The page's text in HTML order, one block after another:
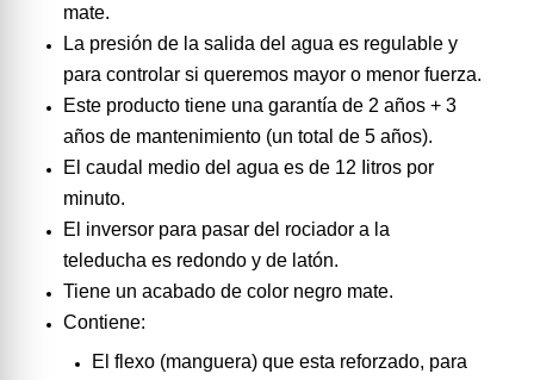
mate.
La presión de la salida del agua es regulable y
para controlar si queremos mayor o menor fuerza.
Este producto tiene una garantía de 2 años + 3
años de mantenimiento (un total de 5 años).
El caudal medio del agua es de 12 Iitros por
minuto.
El inversor para pasar del rociador a la
teleducha es redondo y de latón.
Tiene un acabado de color negro mate.
Contiene:
El flexo (manguera) que esta reforzado, para